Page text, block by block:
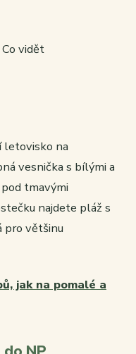
letovisko na
vesnička s bílými a
tmavými
najdete pláž s
pro většinu
jak na pomalé a